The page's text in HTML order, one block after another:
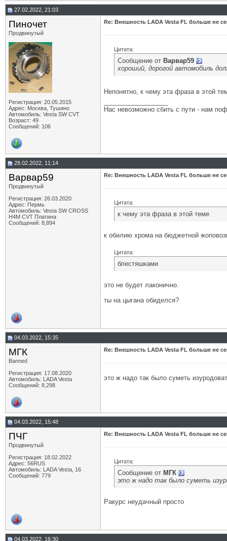
27.02.2022, 21:03
Пиночет
Продвинутый
Регистрация: 20.05.2015
Адрес: Москва, Тушино
Автомобиль: Vesta SW CVT
Возраст: 49
Сообщений: 106
Re: Внешность LADA Vesta FL больше не
Цитата:
Сообщение от Варвар59
хороший, дорогой автомобиль
Непонятно, к чему эта фраза в этой
Нас невозможно сбить с пути - нам
28.02.2022, 11:14
Варвар59
Продвинутый
Регистрация: 26.03.2020
Адрес: Пермь
Автомобиль: Vesta SW CROSS
H4M CVT Платина
Сообщений: 8,894
Re: Внешность LADA Vesta FL больше не
Цитата:
к чему эта фраза в этой теме
к обилию хрома на бюджетной
Цитата:
блестяшками
это не будет лаконично.
ты на цыгана обиделся?
04.03.2022, 15:35
МГК
Banned
Регистрация: 17.08.2020
Автомобиль: LADA Vesta
Сообщений: 8,298
Re: Внешность LADA Vesta FL больше не
это ж надо так было суметь
04.03.2022, 15:48
ПЧГ
Продвинутый
Регистрация: 18.02.2022
Адрес: 56RUS
Автомобиль: LADA Vesta, 16
Сообщений: 779
Re: Внешность LADA Vesta FL больше не
Цитата:
Сообщение от МГК
это ж надо так было суметь
Ракурс неудачный просто
04.03.2022, 16:30